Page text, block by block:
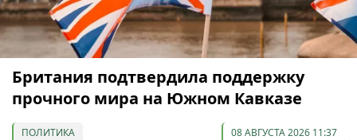
Британия подтвердила поддержку
прочного мира на Южном Кавказе
ПОЛИТИКА 08 АВГУСТА 2026 11:37